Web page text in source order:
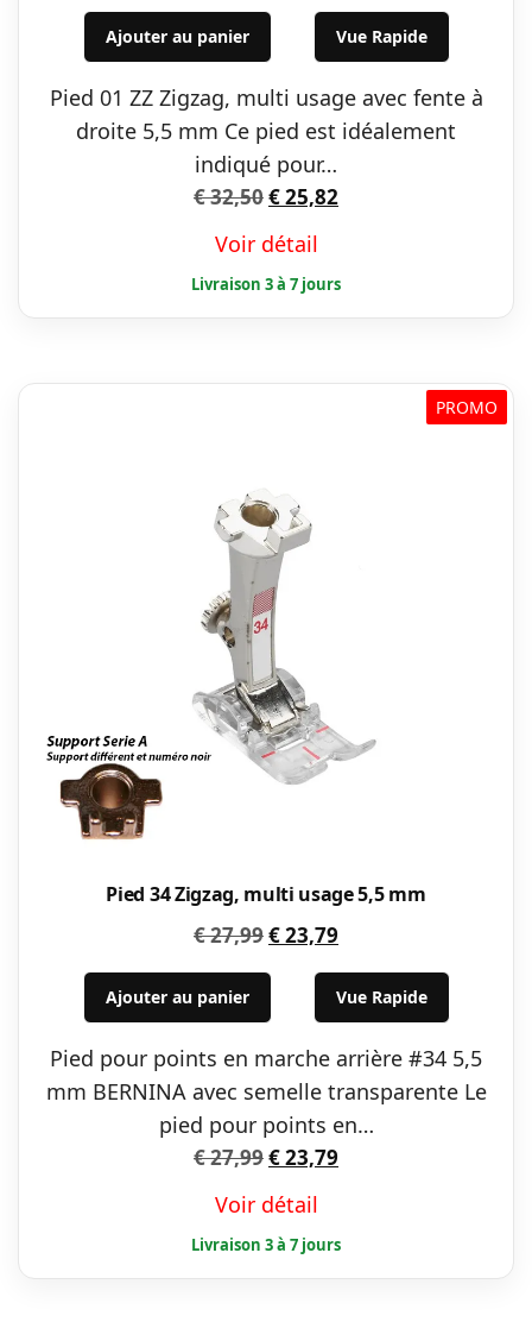
prix
était :
€ 32,50.
prix
actuel
est :
€ 25,82.
Ajouter au panier Vue Rapide
Pied 01 ZZ Zigzag, multi usage avec fente à
droite 5,5 mm Ce pied est idéalement
indiqué pour…
€32,50Le
initial
était :
€ 32,50.
€25,82Le
est :
€ 25,82.
Voir détail
PROMO
Pied 34 Zigzag, multi usage 5,5 mm
€27,99Le
prix
était :
€ 27,99.
€23,79
prix
actuel
est :
€ 23,79.
Ajouter au panier Vue Rapide
Pied pour points en marche arrière #34 5,5
mm BERNINA avec semelle transparente Le
pied pour points en…
€27,99Le
initial
était :
€ 27,99.
€23,79
est :
€ 23,79.
Voir détail